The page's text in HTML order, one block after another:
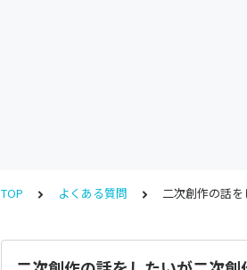
TOP よくある質問 二次創作の話